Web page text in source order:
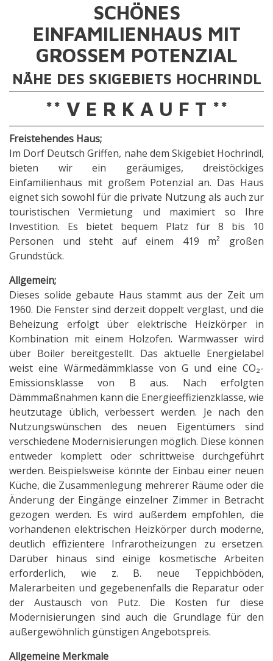
SCHÖNES
EINFAMILIENHAUS MIT
GROSSEM POTENZIAL
NÄHE DES SKIGEBIETS HOCHRINDL
** V E R K A U F T **
Freistehendes Haus;
Im Dorf Deutsch Griffen, nahe dem Skigebiet Hochrindl,
bieten wir ein geräumiges, dreistöckiges
Einfamilienhaus mit großem Potenzial an. Das Haus
eignet sich sowohl für die private Nutzung als auch zur
touristischen Vermietung und maximiert so Ihre
Investition. Es bietet bequem Platz für 8 bis 10
Personen und steht auf einem 419 m² großen
Grundstück.
Allgemein;
Dieses solide gebaute Haus stammt aus der Zeit um
1960. Die Fenster sind derzeit doppelt verglast, und die
Beheizung erfolgt über elektrische Heizkörper in
Kombination mit einem Holzofen. Warmwasser wird
über Boiler bereitgestellt. Das aktuelle Energielabel
weist eine Wärmedämmklasse von G und eine CO₂-
Emissionsklasse von B aus. Nach erfolgten
Dämmmaßnahmen kann die Energieeffizienzklasse, wie
heutzutage üblich, verbessert werden. Je nach den
Nutzungswünschen des neuen Eigentümers sind
verschiedene Modernisierungen möglich. Diese können
entweder komplett oder schrittweise durchgeführt
werden. Beispielsweise könnte der Einbau einer neuen
Küche, die Zusammenlegung mehrerer Räume oder die
Änderung der Eingänge einzelner Zimmer in Betracht
gezogen werden. Es wird außerdem empfohlen, die
vorhandenen elektrischen Heizkörper durch moderne,
deutlich effizientere Infrarotheizungen zu ersetzen.
Darüber hinaus sind einige kosmetische Arbeiten
erforderlich, wie z. B. neue Teppichböden,
Malerarbeiten und gegebenenfalls die Reparatur oder
der Austausch von Putz. Die Kosten für diese
Modernisierungen sind auch die Grundlage für den
außergewöhnlich günstigen Angebotspreis.
Allgemeine Merkmale